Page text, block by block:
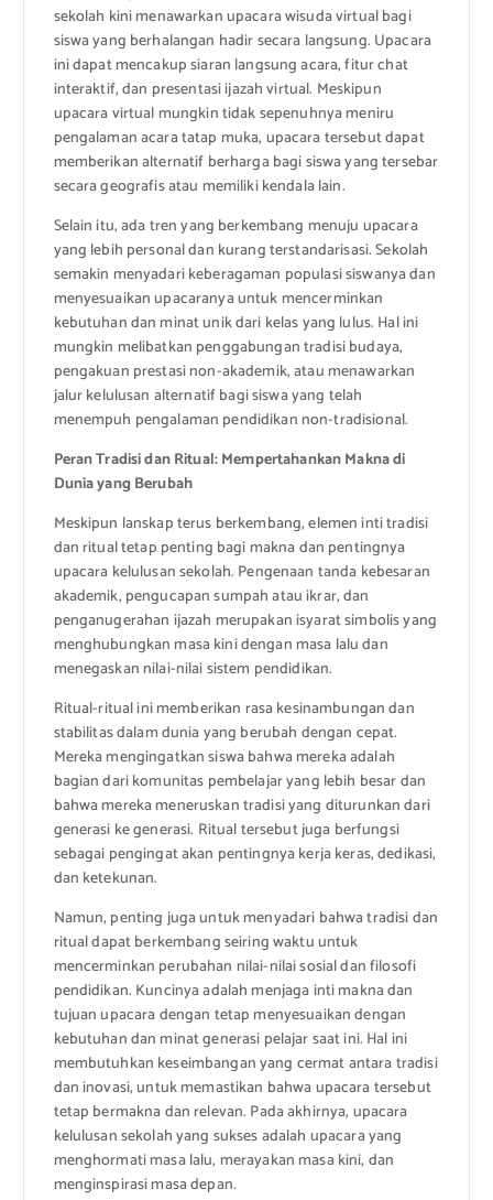
sekolah kini menawarkan upacara wisuda virtual bagi
siswa yang berhalangan hadir secara langsung. Upacara
ini dapat mencakup siaran langsung acara, fitur chat
interaktif, dan presentasi ijazah virtual. Meskipun
upacara virtual mungkin tidak sepenuhnya meniru
pengalaman acara tatap muka, upacara tersebut dapat
memberikan alternatif berharga bagi siswa yang tersebar
secara geografis atau memiliki kendala lain.
Selain itu, ada tren yang berkembang menuju upacara
yang lebih personal dan kurang terstandarisasi. Sekolah
semakin menyadari keberagaman populasi siswanya dan
menyesuaikan upacaranya untuk mencerminkan
kebutuhan dan minat unik dari kelas yang lulus. Hal ini
mungkin melibatkan penggabungan tradisi budaya,
pengakuan prestasi non-akademik, atau menawarkan
jalur kelulusan alternatif bagi siswa yang telah
menempuh pengalaman pendidikan non-tradisional.
Peran Tradisi dan Ritual: Mempertahankan Makna di
Dunia yang Berubah
Meskipun lanskap terus berkembang, elemen inti tradisi
dan ritual tetap penting bagi makna dan pentingnya
upacara kelulusan sekolah. Pengenaan tanda kebesaran
akademik, pengucapan sumpah atau ikrar, dan
penganugerahan ijazah merupakan isyarat simbolis yang
menghubungkan masa kini dengan masa lalu dan
menegaskan nilai-nilai sistem pendidikan.
Ritual-ritual ini memberikan rasa kesinambungan dan
stabilitas dalam dunia yang berubah dengan cepat.
Mereka mengingatkan siswa bahwa mereka adalah
bagian dari komunitas pembelajar yang lebih besar dan
bahwa mereka meneruskan tradisi yang diturunkan dari
generasi ke generasi. Ritual tersebut juga berfungsi
sebagai pengingat akan pentingnya kerja keras, dedikasi,
dan ketekunan.
Namun, penting juga untuk menyadari bahwa tradisi dan
ritual dapat berkembang seiring waktu untuk
mencerminkan perubahan nilai-nilai sosial dan filosofi
pendidikan. Kuncinya adalah menjaga inti makna dan
tujuan upacara dengan tetap menyesuaikan dengan
kebutuhan dan minat generasi pelajar saat ini. Hal ini
membutuhkan keseimbangan yang cermat antara tradisi
dan inovasi, untuk memastikan bahwa upacara tersebut
tetap bermakna dan relevan. Pada akhirnya, upacara
kelulusan sekolah yang sukses adalah upacara yang
menghormati masa lalu, merayakan masa kini, dan
menginspirasi masa depan.